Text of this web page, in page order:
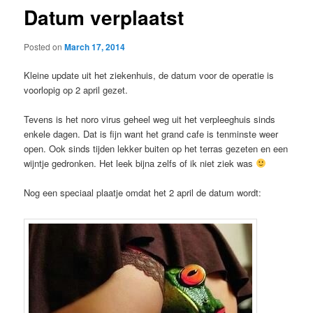
Datum verplaatst
Posted onMarch 17, 2014
Kleine update uit het ziekenhuis, de datum voor de operatie is
voorlopig op 2 april gezet.
Tevens is het noro virus geheel weg uit het verpleeghuis sinds
enkele dagen. Dat is fijn want het grand cafe is tenminste weer
open. Ook sinds tijden lekker buiten op het terras gezeten en een
wijntje gedronken. Het leek bijna zelfs of ik niet ziek was
Nog een speciaal plaatje omdat het 2 april de datum wordt: